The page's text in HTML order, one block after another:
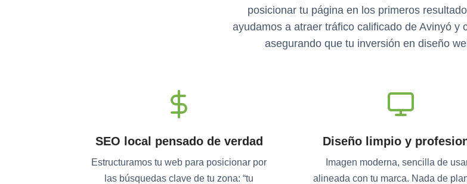
posicionar tu página en los primeros
ayudamos a atraer tráfico calificado de Avinyó y
asegurando que tu inversión en diseño
SEO local pensado de verdad
Estructuramos tu web para posicionar por
las búsquedas clave de tu zona: “tu
Diseño limpio y
Imagen moderna, sencilla de
alineada con tu marca. Nada de